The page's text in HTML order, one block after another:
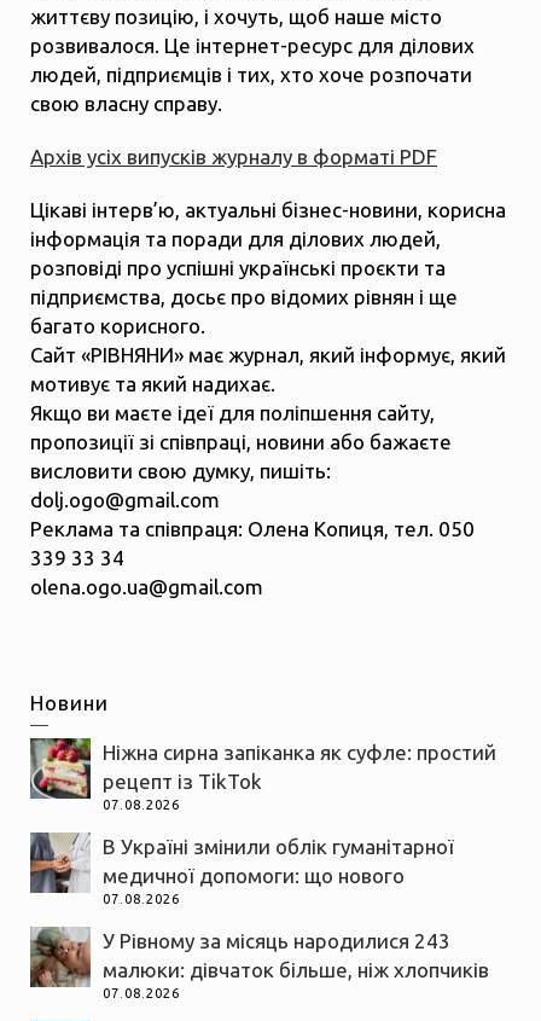
життєву позицію, і хочуть, щоб наше місто
розвивалося. Це інтернет-ресурс для ділових
людей, підприємців і тих, хто хоче розпочати
свою власну справу.
Архів усіх випусків журналу в форматі PDF
Цікаві інтерв’ю, актуальні бізнес-новини, корисна
інформація та поради для ділових людей,
розповіді про успішні українські проєкти та
підприємства, досьє про відомих рівнян і ще
багато корисного.
Сайт «РІВНЯНИ» має журнал, який інформує, який
мотивує та який надихає.
Якщо ви маєте ідеї для поліпшення сайту,
пропозиції зі співпраці, новини або бажаєте
висловити свою думку, пишіть:
dolj.ogo@gmail.com
Реклама та співпраця: Олена Копиця, тел. 050
339 33 34
olena.ogo.ua@gmail.com
Новини
Ніжна сирна запіканка як суфле: простий
рецепт із TikTok
07.08.2026
В Україні змінили облік гуманітарної
медичної допомоги: що нового
07.08.2026
У Рівному за місяць народилися 243
малюки: дівчаток більше, ніж хлопчиків
07.08.2026